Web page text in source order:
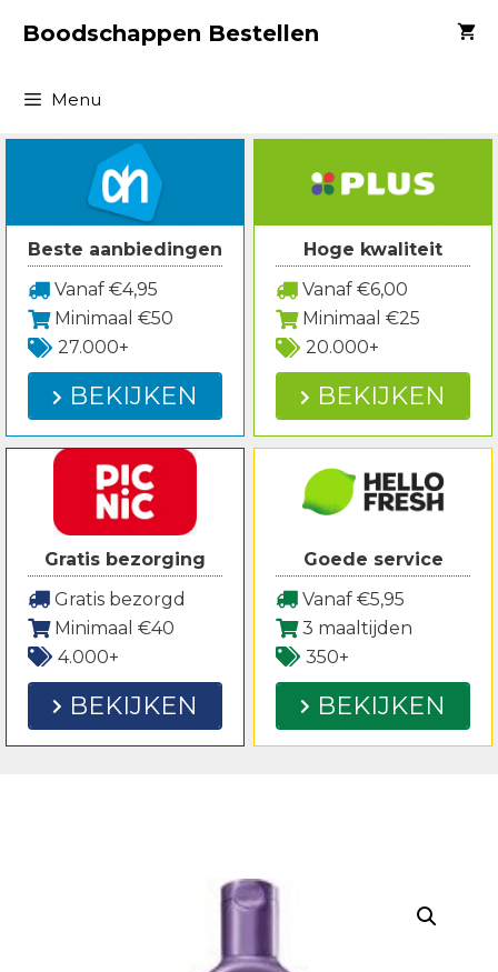
naarBoodschappen Bestellen
Menu
Beste aanbiedingen
Vanaf €4,95
Minimaal €50
27.000+
BEKIJKEN
Hoge kwaliteit
Vanaf €6,00
Minimaal €25
20.000+
BEKIJKEN
Gratis bezorging
Gratis bezorgd
Minimaal €40
4.000+
BEKIJKEN
Goede service
Vanaf €5,95
3 maaltijden
350+
BEKIJKEN